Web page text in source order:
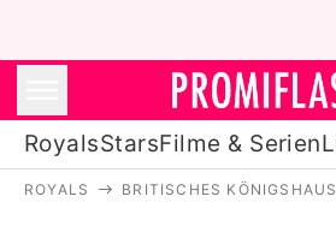
RoyalsStarsFilme & Serien
ROYALS BRITISCHES KÖNIGSHAUS